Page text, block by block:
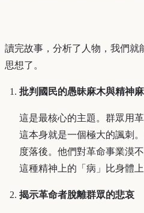
讀完故事，分析了人物，我們就
思想了。
批判國民的愚昧麻木與精神
這是最核心的主題。群眾用
這本身就是一個極大的諷刺
度落後。他們對革命事業漠
這種精神上的「病」比身體上
揭示革命者脫離群眾的悲哀